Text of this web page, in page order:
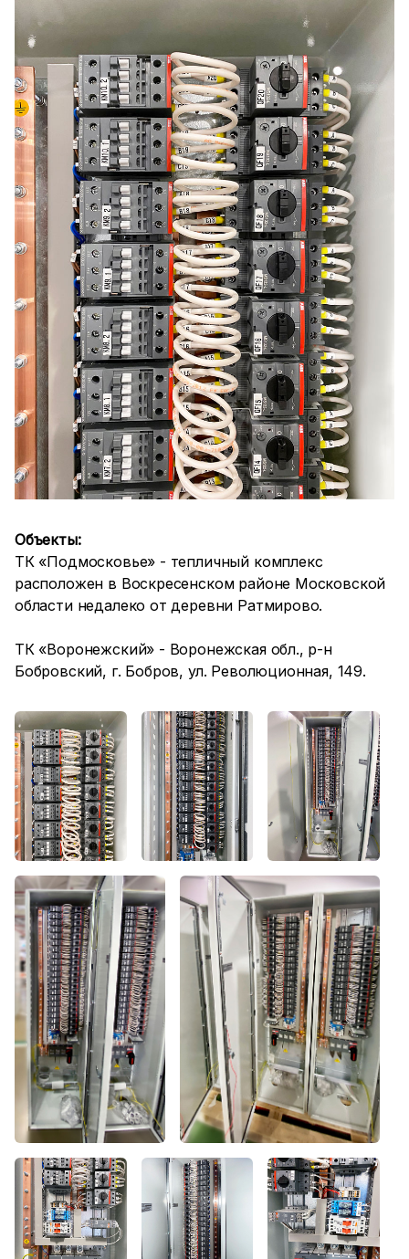
Объекты:
ТК «Подмосковье» - тепличный комплекс
расположен в Воскресенском районе Московской
области недалеко от деревни Ратмирово.
ТК «Воронежский» - Воронежская обл., р-н
Бобровский, г. Бобров, ул. Революционная, 149.